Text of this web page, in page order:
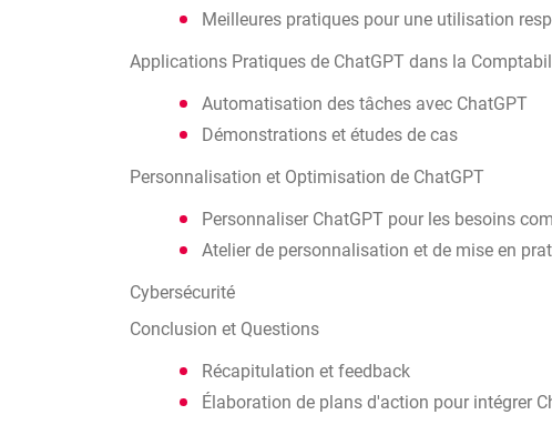
Meilleures pratiques pour une utilisation
Applications Pratiques de ChatGPT dans la
Automatisation des tâches avec ChatGPT
Démonstrations et études de cas
Personnalisation et Optimisation de ChatGPT
Personnaliser ChatGPT pour les besoins
Atelier de personnalisation et de mise en
Cybersécurité
Conclusion et Questions
Récapitulation et feedback
Élaboration de plans d'action pour intégrer